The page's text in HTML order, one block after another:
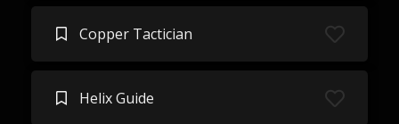
Copper Tactician
Helix Guide